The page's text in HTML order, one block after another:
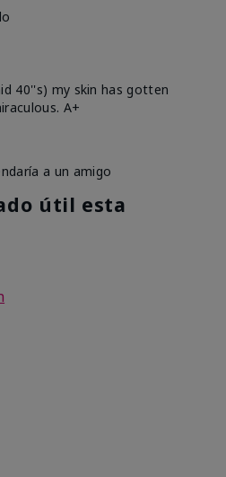
40''s) my skin has gotten
A+
a un amigo
útil esta